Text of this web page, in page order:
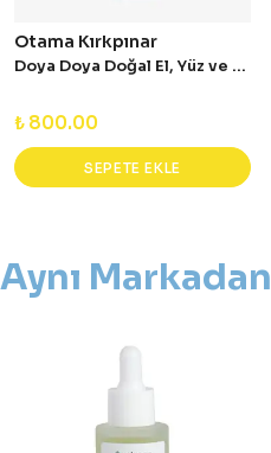
Otama Kırkpınar
Doya Doya Doğal El, Yüz ve Vücut Sıvı Sabunu 400 ml
₺ 800.00
SEPETE EKLE
Aynı Markadan